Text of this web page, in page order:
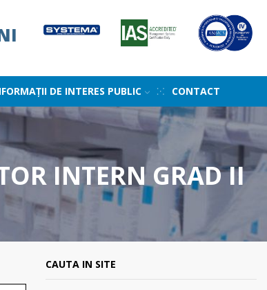
DE INTERES PUBLIC CONTACT
INTERN GRAD II
CAUTA IN SITE